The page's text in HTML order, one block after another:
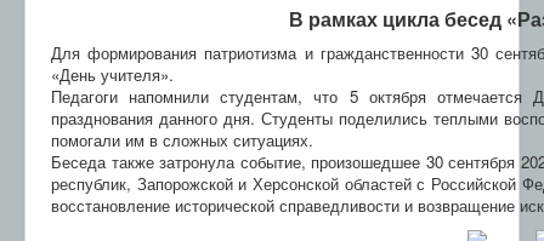
Электронная информационно-образовательная
среда
ТОР "Моя школа" СПО
В рамках цикла бесед
Для формирования патриотизма и гражданственности 30
«День учителя».
Педагоги напомнили студентам, что 5 октября
празднования данного дня. Студенты поделились теплыми
помогали им в сложных ситуациях.
Беседа также затронула событие, произошедшее 30 сентября
республик, Запорожской и Херсонской областей с Российской
восстановление исторической справедливости и возвращение